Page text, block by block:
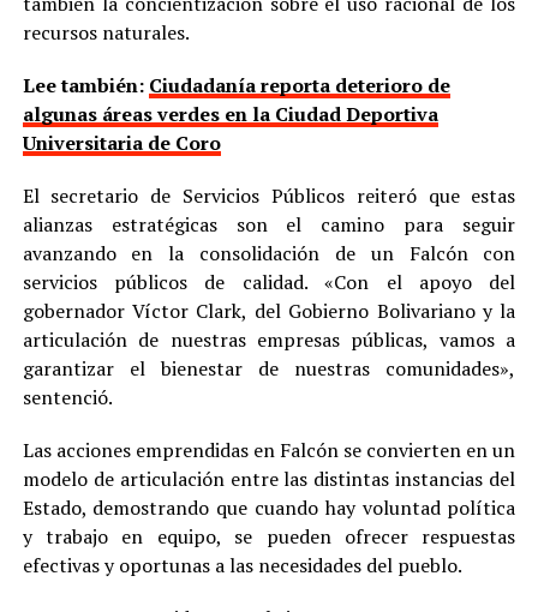
recursos naturales.
Lee también: Ciudadanía reporta deterioro de
algunas áreas verdes en la Ciudad Deportiva
Universitaria de Coro
El secretario de Servicios Públicos reiteró que estas
alianzas estratégicas son el camino para seguir
avanzando en la consolidación de un Falcón con
servicios públicos de calidad. «Con el apoyo del
gobernador Víctor Clark, del Gobierno Bolivariano y la
articulación de nuestras empresas públicas, vamos a
garantizar el bienestar de nuestras comunidades»,
sentenció.
Las acciones emprendidas en Falcón se convierten en un
modelo de articulación entre las distintas instancias del
Estado, demostrando que cuando hay voluntad política
y trabajo en equipo, se pueden ofrecer respuestas
efectivas y oportunas a las necesidades del pueblo.